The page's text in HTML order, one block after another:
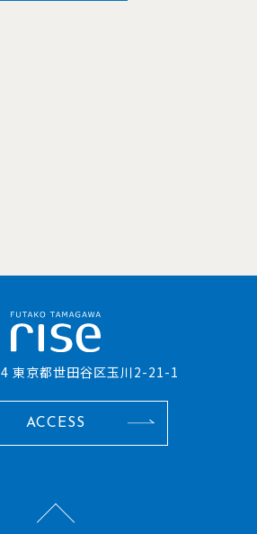
東京都世田谷区玉川2-21-1
ACCESS